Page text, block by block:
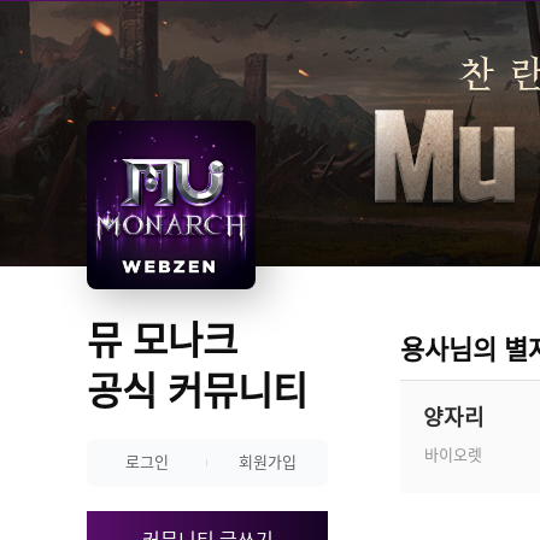
뮤 모나크
공식 커뮤니티
로그인 회원가입
용사님의 별
양자리
바이오렛